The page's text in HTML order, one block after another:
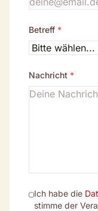
Betreff *
Nachricht *
Ich habe die
stimme der